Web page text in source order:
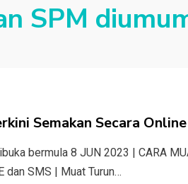
SPM
Semakan Secara
bermula 8 JUN 2023 | CARA
dan SMS | Muat Turun…